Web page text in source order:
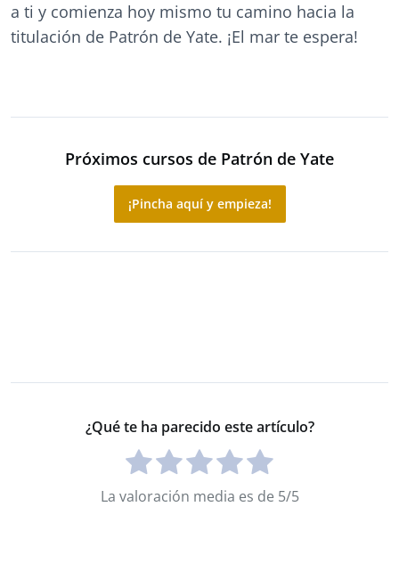
a ti y comienza hoy mismo tu camino hacia la
titulación de Patrón de Yate. ¡El mar te espera!
Próximos cursos de Patrón de Yate
¡Pincha aquí y empieza!
¿Qué te ha parecido este artículo?
La valoración media es de 5/5